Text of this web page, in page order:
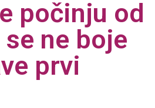
počinju od
ne boje
prvi